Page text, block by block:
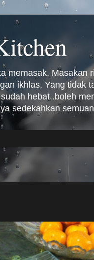
memasak. Masakan
ikhlas. Yang tidak
hebat..boleh
sedekahkan